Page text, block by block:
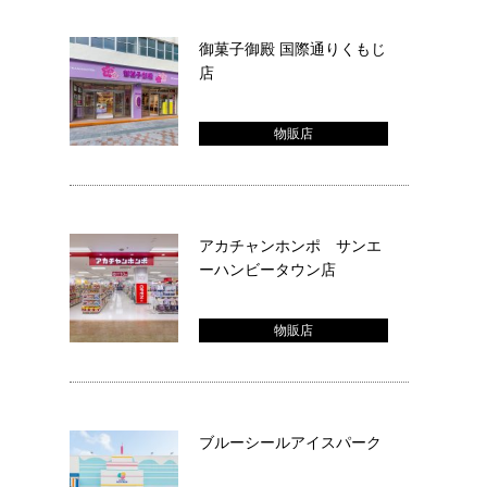
御菓子御殿 国際通りくもじ
店
物販店
アカチャンホンポ サンエ
ーハンビータウン店
物販店
ブルーシールアイスパーク